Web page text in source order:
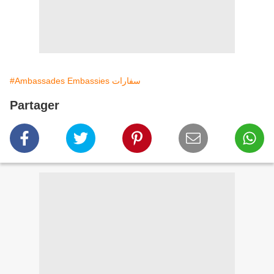
#Ambassades Embassies سفارات
Partager